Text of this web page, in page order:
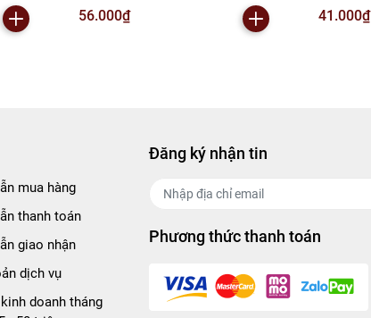
56.000₫ 41.000₫
mua hàng
thanh toán
giao nhận
dịch vụ
doanh tháng
Đăng ký nhận tin
Phương thức thanh toán